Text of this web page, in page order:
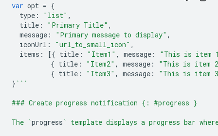
var opt = {
type : "list" ,
title : "Primary Title" ,
message : "Primary message to display" ,
iconUrl : "url_to_small_icon" ,
items : [{ title : "Item1" , message :
"This is item
{ title : "Item2" , message :
"This is item
{ title : "Item3" , message :
"This is item
} ```
### Create progress notification {: #progress }
The `progress ` template displays a progress bar